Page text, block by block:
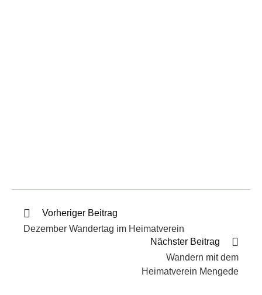
Vorheriger Beitrag
Dezember Wandertag im Heimatverein
Nächster Beitrag
Wandern mit dem
Heimatverein Mengede